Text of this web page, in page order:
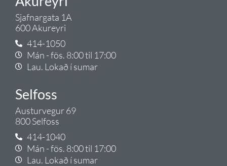
Sjafnargata 1A
600 Akureyri
414-1050
Mán - fös. 8:00 til 17:00
Lau. Lokað í sumar
Selfoss
Austurvegur 69
800 Selfoss
414-1040
Mán - fös. 8:00 til 17:00
Lau. Lokað í sumar